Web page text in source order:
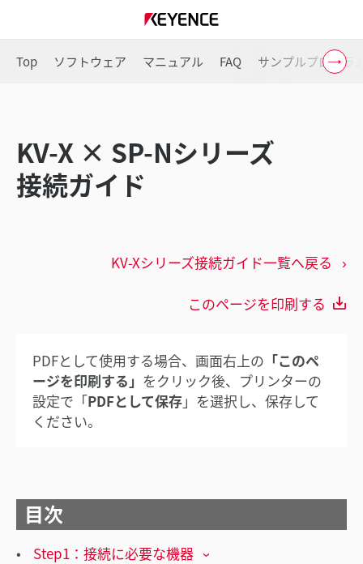
Top ソフトウェア マニュアル FAQ サンプルプログラ
KV-X × SP-Nシリーズ
接続ガイド
KV-Xシリーズ接続ガイド一覧へ戻る
このページを印刷する
PDFとして使用する場合、画面右上の 「このペ
ージを印刷する」 をクリック後、プリンターの
設定で「PDFとして保存」を選択し、保存して
ください。
目次
Step1：接続に必要な機器